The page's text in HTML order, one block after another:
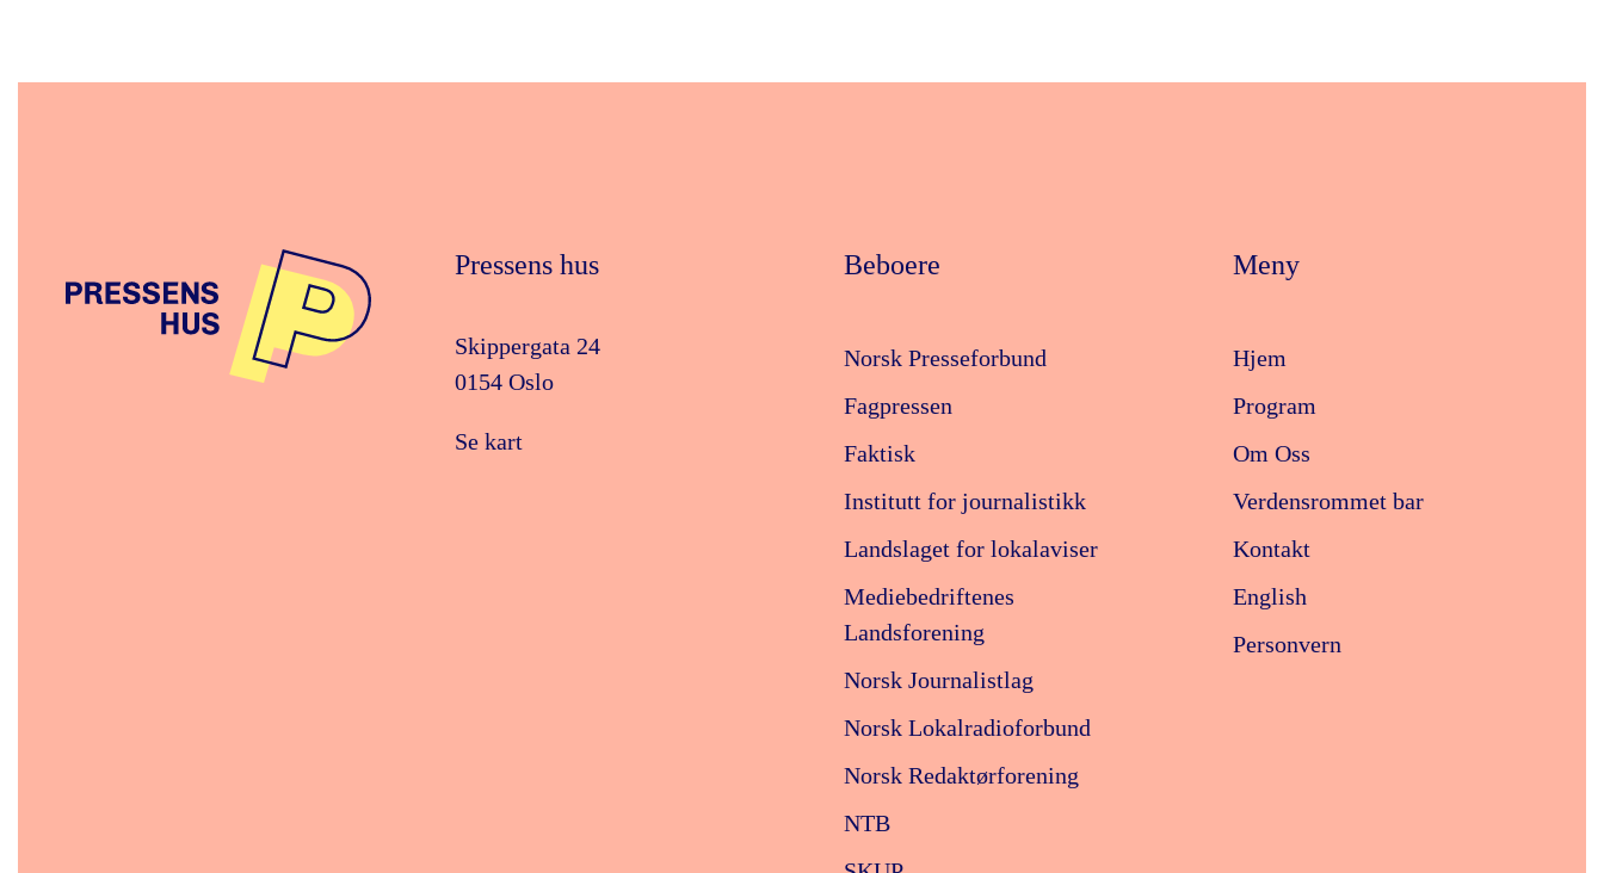
Pressens hus
Skippergata 24
0154 Oslo
Se kart
Beboere
Norsk Presseforbund
Fagpressen
Faktisk
Institutt for journalistikk
Landslaget for lokalaviser
Mediebedriftenes
Landsforening
Norsk Journalistlag
Norsk Lokalradioforbund
Norsk Redaktørforening
NTB
Meny
Hjem
Program
Om Oss
Verdensrommet bar
Kontakt
English
Personvern